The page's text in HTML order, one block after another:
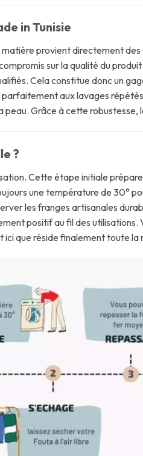
in Tunisie
provient directement des
sur la qualité du
Cela constitue donc un
aux lavages
Grâce à cette
?
Cette étape initiale
une température de 30°
les franges artisanales
positif au fil des
que réside finalement toute la